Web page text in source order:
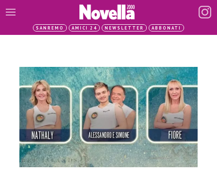
SANREMO AMICI 24 NEWSLETTER ABBONATI